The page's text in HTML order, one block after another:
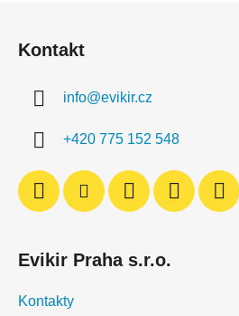
Kontakt
info@evikir.cz
+420 775 152 548
Evikir Praha s.r.o.
Kontakty